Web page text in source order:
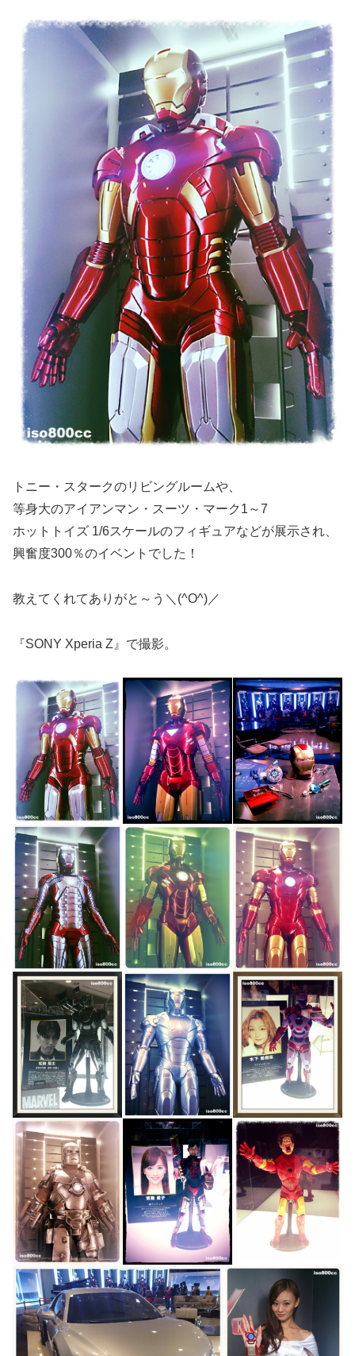
トニー・スタークのリビングルームや、
等身大のアイアンマン・スーツ・マーク1～7
ホットトイズ 1/6スケールのフィギュアなどが展示され、
興奮度300％のイベントでした！
教えてくれてありがと～う＼(^O^)／
『SONY Xperia Z』で撮影。